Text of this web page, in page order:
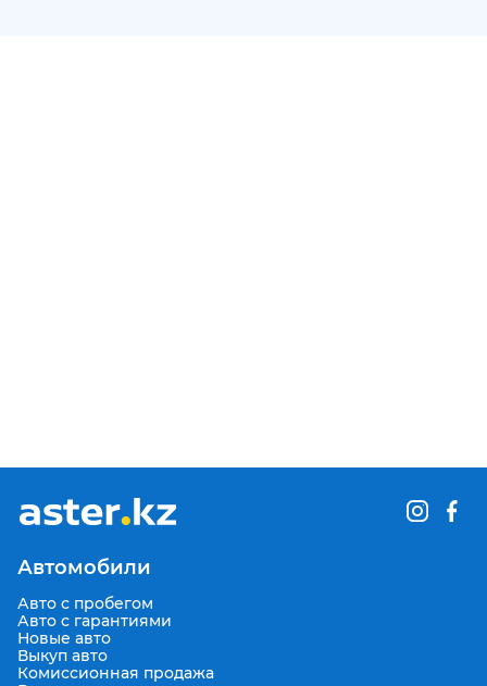
Автомобили
Авто с пробегом
Авто с гарантиями
Новые авто
Выкуп авто
Комиссионная продажа